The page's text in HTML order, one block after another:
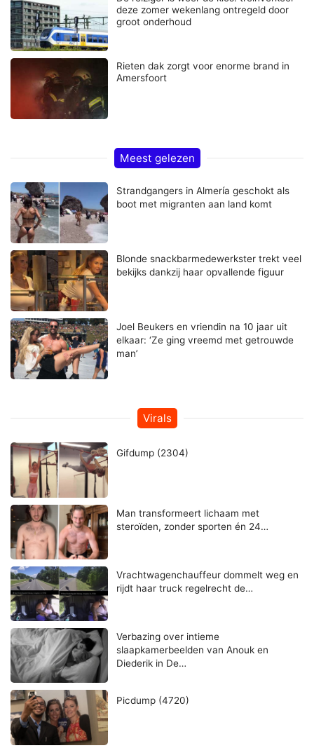
deze zomer wekenlang ontregeld door
groot onderhoud
Rieten dak zorgt voor enorme brand in
Amersfoort
Meest gelezen
Strandgangers in Almería geschokt als
boot met migranten aan land komt
Blonde snackbarmedewerkster trekt veel
bekijks dankzij haar opvallende figuur
Joel Beukers en vriendin na 10 jaar uit
elkaar: ‘Ze ging vreemd met getrouwde
man’
Virals
Gifdump (2304)
Man transformeert lichaam met
steroïden, zonder sporten én 24…
Vrachtwagenchauffeur dommelt weg en
rijdt haar truck regelrecht de…
Verbazing over intieme
slaapkamerbeelden van Anouk en
Diederik in De…
Picdump (4720)